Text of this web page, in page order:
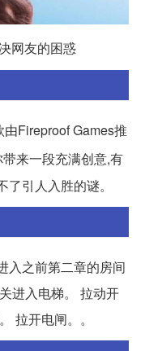
网友的困惑
由Fireproof Games推
来一段充满创意,有
引人入胜的谜。
入之前第二章的房间
进入电梯。 拉动开
拉开电闸。。